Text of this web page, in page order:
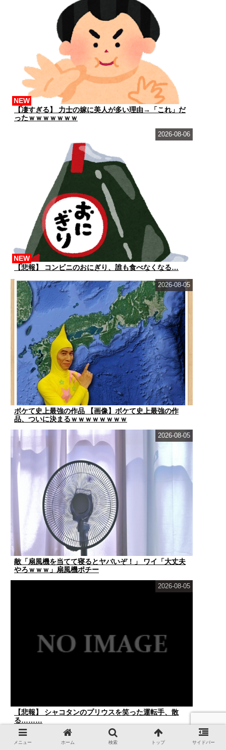
【凄すぎる】 力士の嫁に美人が多い理由→「これ」だ
ったｗｗｗｗｗｗｗ
NEW
【悲報】 コンビニのおにぎり、誰も食べなくなる…
NEW
2026-08-06
ボケて史上最強の作品 【画像】ボケて史上最強の作
品、ついに決まるｗｗｗｗｗｗｗｗ
2026-08-05
敵「扇風機を当てて寝るとヤバいぞ！」 ワイ「大丈夫
やろｗｗｗ」扇風機ポチー
2026-08-05
【悲報】 シャコタンのプリウスを笑った運転手、散
る………
2026-08-05
2026-08-05
メニュー ホーム 検索 トップ サイドバー